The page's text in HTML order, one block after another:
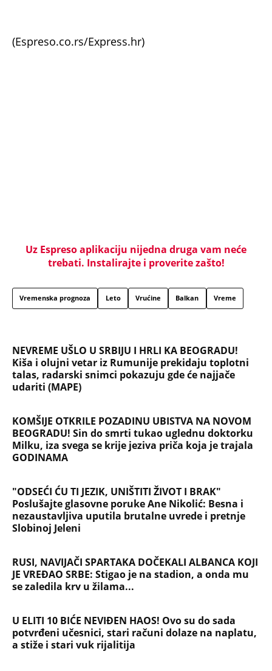
(Espreso.co.rs/Express.hr)
Uz Espreso aplikaciju nijedna druga vam neće
trebati. Instalirajte i proverite zašto!
Vremenska prognoza Leto Vrućine Balkan Vreme
NEVREME UŠLO U SRBIJU I HRLI KA BEOGRADU!
Kiša i olujni vetar iz Rumunije prekidaju toplotni
talas, radarski snimci pokazuju gde će najjače
udariti (MAPE)
KOMŠIJE OTKRILE POZADINU UBISTVA NA NOVOM
BEOGRADU! Sin do smrti tukao uglednu doktorku
Milku, iza svega se krije jeziva priča koja je trajala
GODINAMA
"ODSEĆI ĆU TI JEZIK, UNIŠTITI ŽIVOT I BRAK"
Poslušajte glasovne poruke Ane Nikolić: Besna i
nezaustavljiva uputila brutalne uvrede i pretnje
Slobinoj Jeleni
RUSI, NAVIJAČI SPARTAKA DOČEKALI ALBANCA KOJI
JE VREĐAO SRBE: Stigao je na stadion, a onda mu
se zaledila krv u žilama...
U ELITI 10 BIĆE NEVIĐEN HAOS! Ovo su do sada
potvrđeni učesnici, stari računi dolaze na naplatu,
a stiže i stari vuk rijalitija